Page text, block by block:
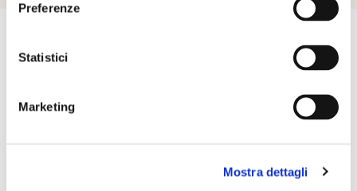
Preferenze
Statistici
Marketing
Mostra dettagli
Nessun risultato.